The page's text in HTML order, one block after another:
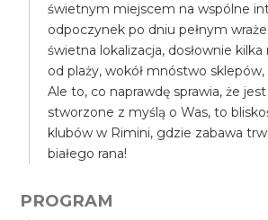
świetnym miejscem na wspólne
odpoczynek po dniu pełnym
świetna lokalizacja, dosłownie
od plaży, wokół mnóstwo sklepów,
Ale to, co naprawdę sprawia, że
stworzone z myślą o Was, to
klubów w Rimini, gdzie zabawa
białego rana!
PROGRAM